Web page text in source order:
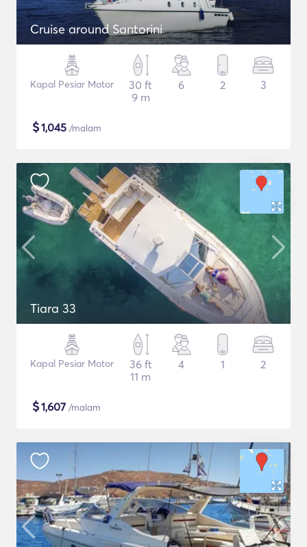
Cruise around Santorini
Kapal Pesiar Motor
30 ft
9 m
6 2 3
$1,045 /malam
Tiara 33
Kapal Pesiar Motor
36 ft
11 m
4 1 2
$1,607 /malam